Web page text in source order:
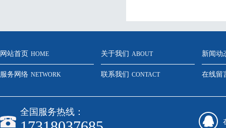
网站首页 HOME 关于我们 ABOUT 新闻动
服务网络 NETWORK 联系我们 CONTACT 在线留
全国服务热线：